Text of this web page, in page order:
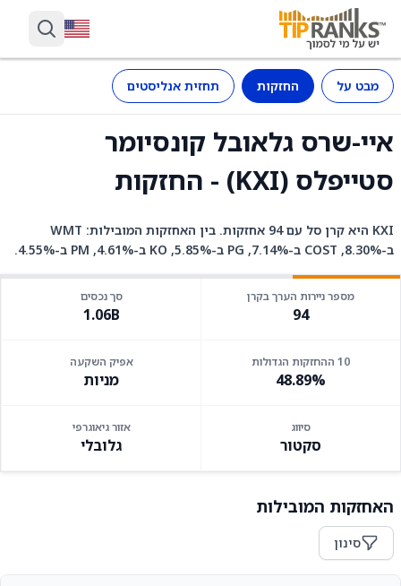
מבט על החזקות תחזית אנליסטים
איי-שרס גלאובל קונסיומר
סטייפלס (KXI) - החזקות
KXI היא קרן סל עם 94 אחזקות. בין האחזקות המובילות: WMT
ב-8.30%, COST ב-7.14%, PG ב-5.85%, KO ב-4.61%, PM ב-4.55%.
מספר ניירות הערך בקרן
94
סך נכסים
1.06B
10 ההחזקות הגדולות
48.89%
אפיק השקעה
מניות
סיווג
סקטור
אזור גיאוגרפי
גלובלי
האחזקות המובילות
סינון